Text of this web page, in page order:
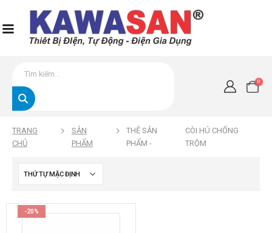
0
TRANG
CHỦ
SẢN
PHẨM
THẺ SẢN
PHẨM -
CÒI HÚ CHỐNG
TRỘM
-20%